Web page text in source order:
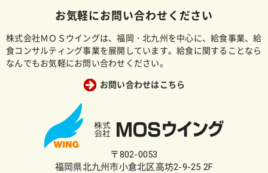
お気軽にお問い合わせください
株式会社ＭＯＳウイングは、福岡・北九州を中心に、給食事業、給
食コンサルティング事業を展開しています。給食に関することなら
なんでもお気軽にお問い合わせください。
お問い合わせはこちら
〒802-0053
福岡県北九州市小倉北区高坊2-9-25 2F